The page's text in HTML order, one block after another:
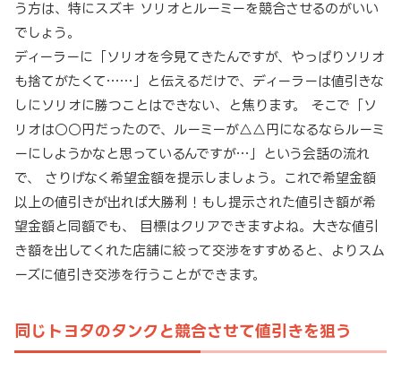
う方は、特にスズキ ソリオとルーミーを競合させるのがいい
でしょう。
ディーラーに「ソリオを今見てきたんですが、やっぱりソリオ
も捨てがたくて……」と伝えるだけで、ディーラーは値引きな
しにソリオに勝つことはできない、と焦ります。 そこで「ソ
リオは○○円だったので、ルーミーが△△円になるならルーミ
ーにしようかなと思っているんですが…」という会話の流れ
で、 さりげなく希望金額を提示しましょう。これで希望金額
以上の値引きが出れば大勝利！もし提示された値引き額が希
望金額と同額でも、 目標はクリアできますよね。大きな値引
き額を出してくれた店舗に絞って交渉をすすめると、よりスム
ーズに値引き交渉を行うことができます。
同じトヨタのタンクと競合させて値引きを狙う